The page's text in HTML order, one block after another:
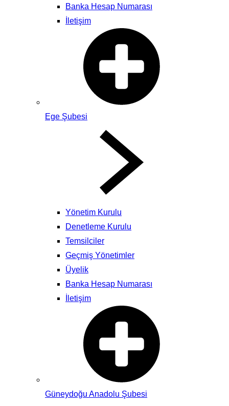
Banka Hesap Numarası
İletişim
Ege Şubesi
Yönetim Kurulu
Denetleme Kurulu
Temsilciler
Geçmiş Yönetimler
Üyelik
Banka Hesap Numarası
İletişim
Güneydoğu Anadolu Şubesi